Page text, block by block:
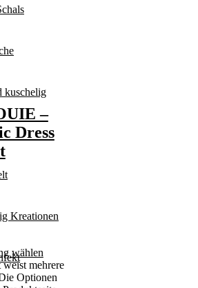
kuschelig
Kreationen
–
Dress
wählen
mehrere
Optionen